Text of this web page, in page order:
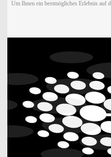
Um Ihnen ein bestmögliches Erlebnis auf